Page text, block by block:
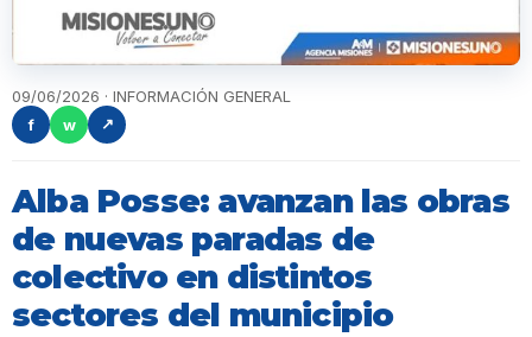
09/06/2026 · INFORMACIÓN GENERAL
f
w ↗
Alba Posse: avanzan las obras
de nuevas paradas de
colectivo en distintos
sectores del municipio